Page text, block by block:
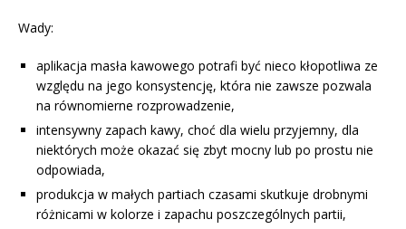
Wady:
aplikacja masła kawowego potrafi być nieco kłopotliwa ze
względu na jego konsystencję, która nie zawsze pozwala
na równomierne rozprowadzenie,
intensywny zapach kawy, choć dla wielu przyjemny, dla
niektórych może okazać się zbyt mocny lub po prostu nie
odpowiada,
produkcja w małych partiach czasami skutkuje drobnymi
różnicami w kolorze i zapachu poszczególnych partii,